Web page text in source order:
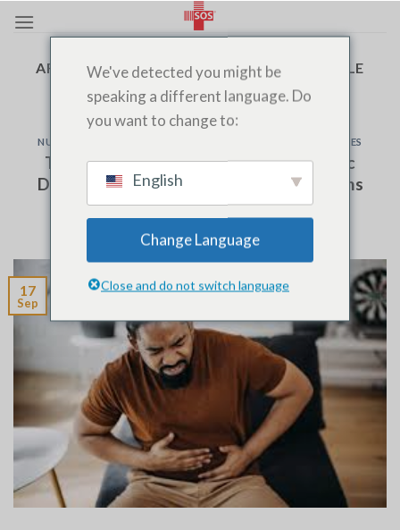
ARCHIVES PAR TAGS: MEDECINS À DOMICILE
AGADIR
MEDECIN À DOMICILE MEDECIN DE GARDE
NUIT
URGENTISTES
Troubles Fonctionnels Intestinaux avec
Diarrhée : L’Importance de SOS Médecins
SEPTEMBRE 17, 2024
17
Sep
We've detected you might be
speaking a different language. Do
you want to change to:
English
Change Language
Close and do not switch language